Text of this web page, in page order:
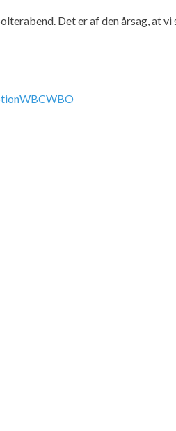
Det er af den årsag, at
WBCWBO